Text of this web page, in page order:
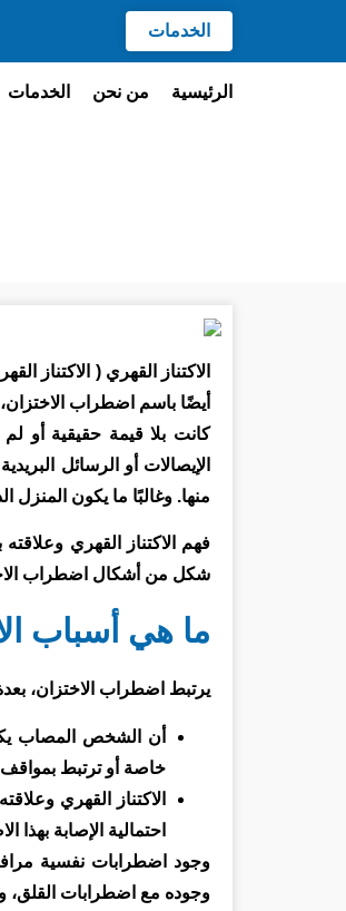
الخدمات
الرئيسية من نحن الخدمات
أيضًا باسم اضطراب
كانت بلا قيمة حقيقية أو
الإيصالات أو الرسائل
منها. وغالبًا ما يكون
فهم الاكتناز القهري
شكل من أشكال اضطراب
ما هي أسباب
يرتبط اضطراب الاختزان،
أن الشخص المصاب
خاصة أو ترتبط بمواقف
الاكتناز القهري
احتمالية الإصابة بهذا
وجود اضطرابات نفسية
وجوده مع اضطرابات القلق، و